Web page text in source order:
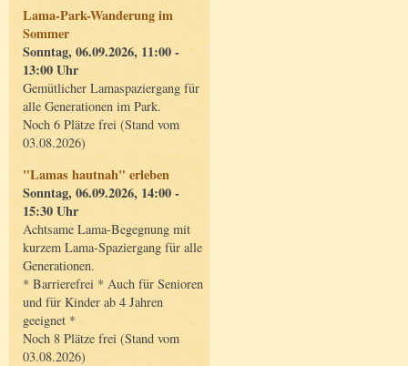
Lama-Park-Wanderung im
Sommer
Sonntag, 06.09.2026, 11:00 -
13:00 Uhr
Gemütlicher Lamaspaziergang für
alle Generationen im Park.
Noch 6 Plätze frei (Stand vom
03.08.2026)
"Lamas hautnah" erleben
Sonntag, 06.09.2026, 14:00 -
15:30 Uhr
Achtsame Lama-Begegnung mit
kurzem Lama-Spaziergang für alle
Generationen.
* Barrierefrei * Auch für Senioren
und für Kinder ab 4 Jahren
geeignet *
Noch 8 Plätze frei (Stand vom
03.08.2026)